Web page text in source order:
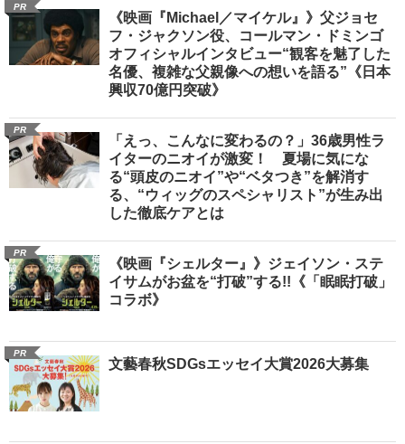
PR
《映画『Michael／マイケル』》父ジョセ
フ・ジャクソン役、コールマン・ドミンゴ
オフィシャルインタビュー“観客を魅了した
名優、複雑な父親像への想いを語る”《日本
興収70億円突破》
PR
「えっ、こんなに変わるの？」36歳男性ラ
イターのニオイが激変！ 夏場に気にな
る“頭皮のニオイ”や“ベタつき”を解消す
る、“ウィッグのスペシャリスト”が生み出
した徹底ケアとは
PR
《映画『シェルター』》ジェイソン・ステ
イサムがお盆を“打破”する!!《「眠眠打破」
コラボ》
PR
文藝春秋SDGsエッセイ大賞2026大募集